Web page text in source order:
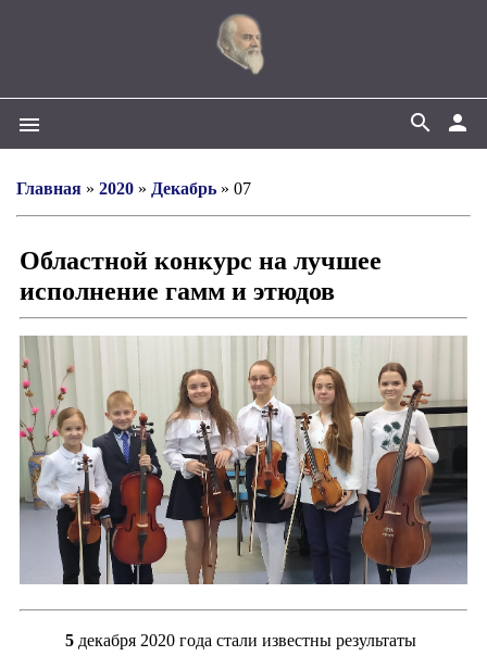
menu person
search
Главная » 2020 » Декабрь » 07
Областной конкурс на лучшее
исполнение гамм и этюдов
5 декабря 2020 года стали известны результаты